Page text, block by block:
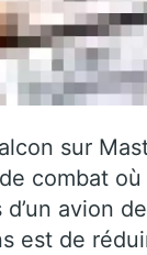
sur
combat
avion
est de